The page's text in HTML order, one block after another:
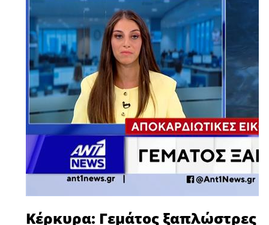
Κέρκυρα: Γεμάτος ξαπλώστρες